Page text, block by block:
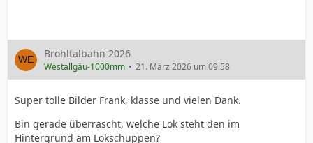
Brohltalbahn 2026
Westallgäu-1000mm 21. März 2026 um 09:58
Super tolle Bilder Frank, klasse und vielen Dank.
Bin gerade überrascht, welche Lok steht den im
Hintergrund am Lokschuppen?